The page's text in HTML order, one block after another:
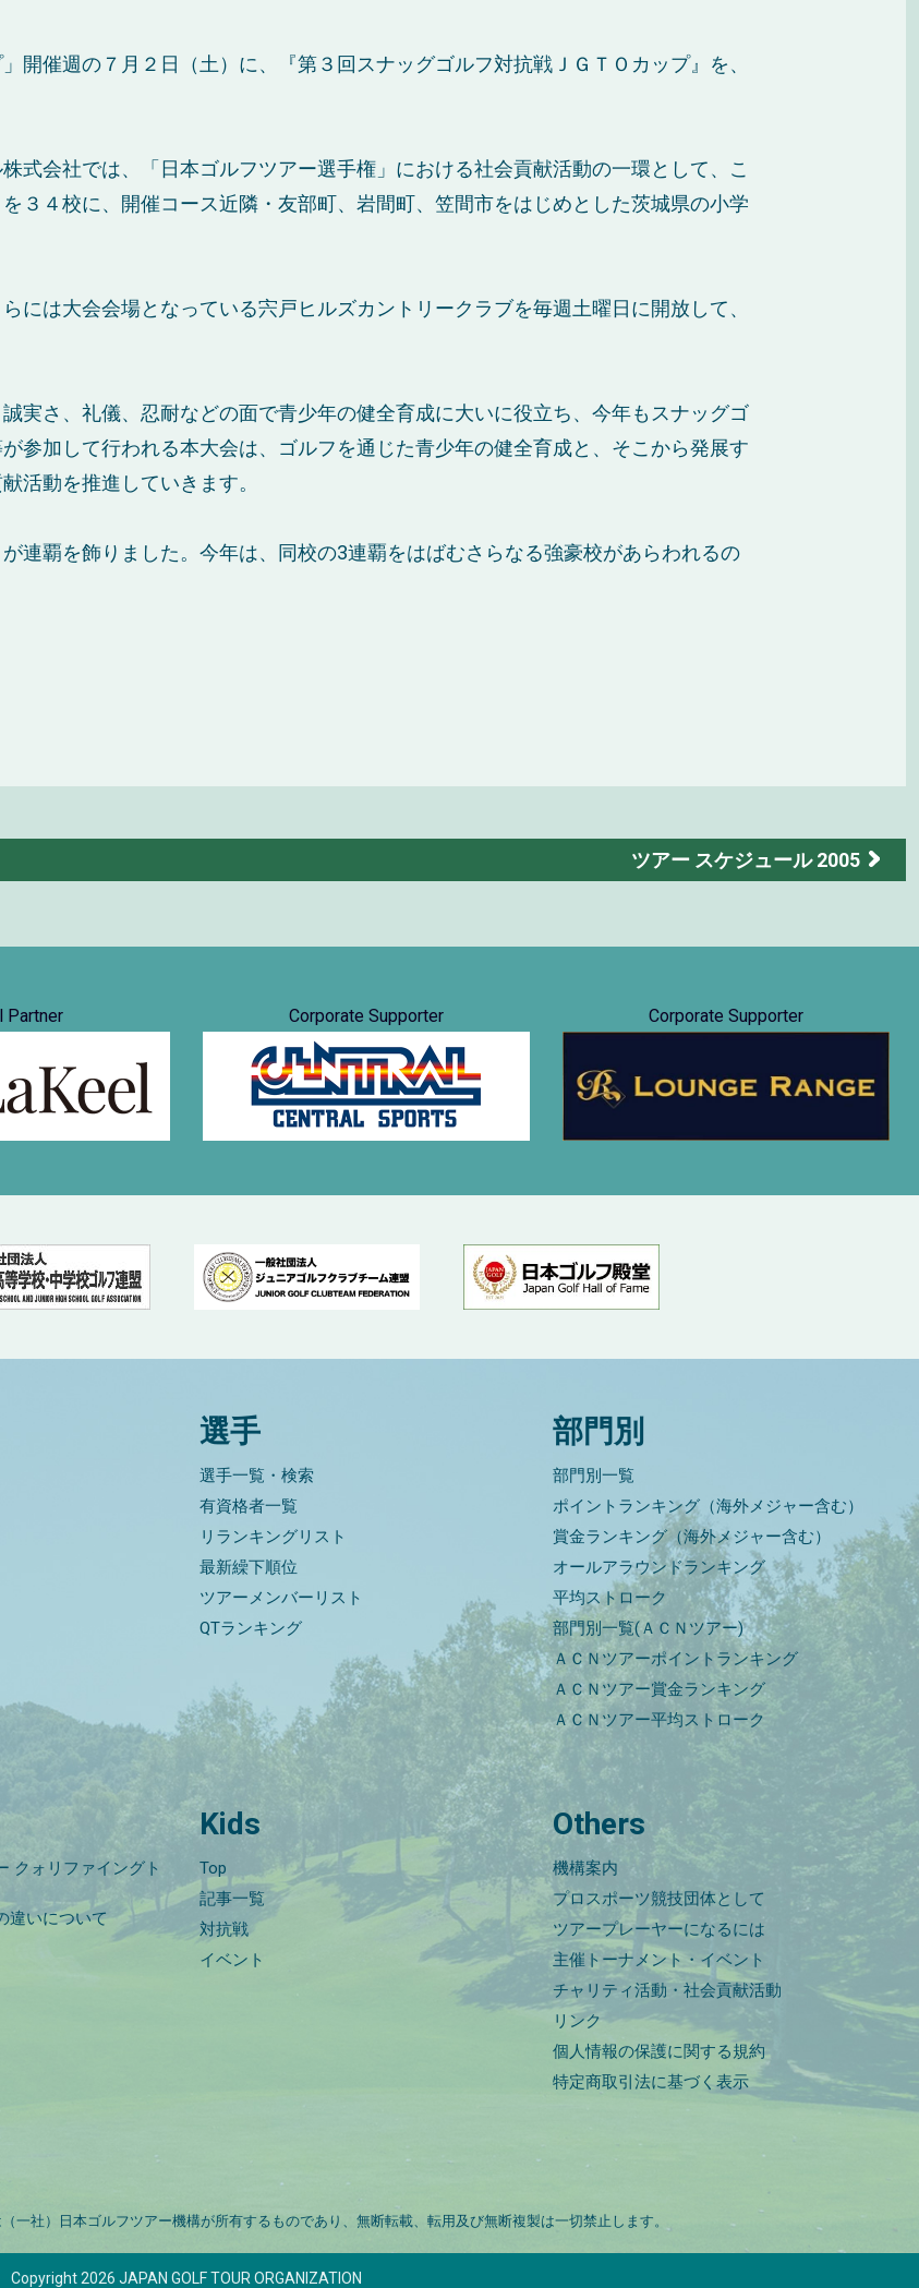
開催週の７月２日（土）に、『第３回スナッグゴルフ対抗戦ＪＧＴＯカップ』を、
式会社では、「日本ゴルフツアー選手権」における社会貢献活動の一環として、こ
３４校に、開催コース近隣・友部町、岩間町、笠間市をはじめとした茨城県の小学
には大会会場となっている宍戸ヒルズカントリークラブを毎週土曜日に開放して、
実さ、礼儀、忍耐などの面で青少年の健全育成に大いに役立ち、今年もスナッグゴ
参加して行われる本大会は、ゴルフを通じた青少年の健全育成と、そこから発展す
活動を推進していきます。
連覇を飾りました。今年は、同校の3連覇をはばむさらなる強豪校があらわれるの
ツアー スケジュール 2005
Partner Corporate Supporter Corporate Supporter
選手
選手一覧・検索
有資格者一覧
リランキングリスト
最新繰下順位
ツアーメンバーリスト
QTランキング
部門別
部門別一覧
ポイントランキング（海外メジャー含む）
賞金ランキング（海外メジャー含む）
オールアラウンドランキング
平均ストローク
部門別一覧(ＡＣＮツアー)
ＡＣＮツアーポイントランキング
ＡＣＮツアー賞金ランキング
ＡＣＮツアー平均ストローク
クォリファイングト
違いについて
Kids
Top
記事一覧
対抗戦
イベント
Others
機構案内
プロスポーツ競技団体として
ツアープレーヤーになるには
主催トーナメント・イベント
チャリティ活動・社会貢献活動
リンク
個人情報の保護に関する規約
特定商取引法に基づく表示
一社）日本ゴルフツアー機構が所有するものであり、無断転載、転用及び無断複製は一切禁止します。
Copyright 2026 JAPAN GOLF TOUR ORGANIZATION